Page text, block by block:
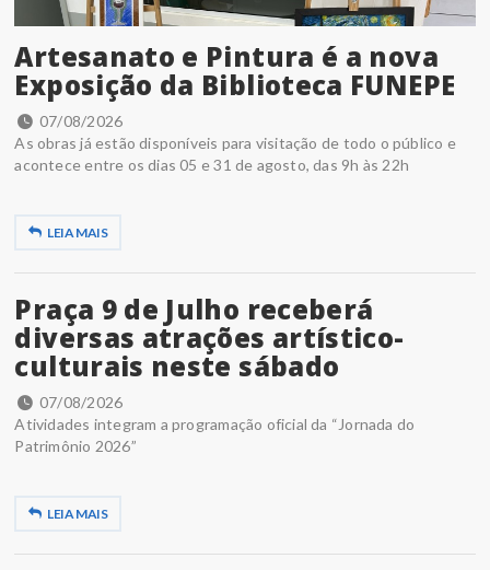
Artesanato e Pintura é a nova
Exposição da Biblioteca FUNEPE
07/08/2026
As obras já estão disponíveis para visitação de todo o público e
acontece entre os dias 05 e 31 de agosto, das 9h às 22h
LEIA MAIS
Praça 9 de Julho receberá
diversas atrações artístico-
culturais neste sábado
07/08/2026
Atividades integram a programação oficial da “Jornada do
Patrimônio 2026”
LEIA MAIS